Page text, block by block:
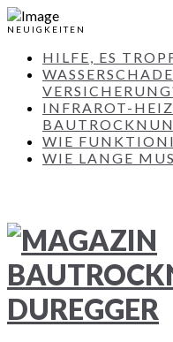
NEUIGKEITEN
HILFE, ES
INFRAROT-
WIE
WIE LANGE